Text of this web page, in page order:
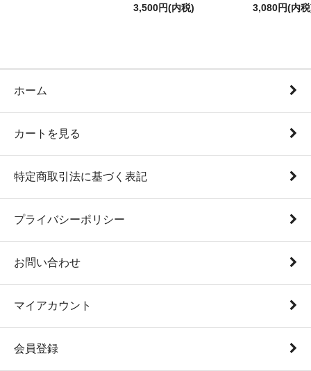
3,500円(内税)
3,080円(内
ホーム
カートを見る
特定商取引法に基づく表記
プライバシーポリシー
お問い合わせ
マイアカウント
会員登録